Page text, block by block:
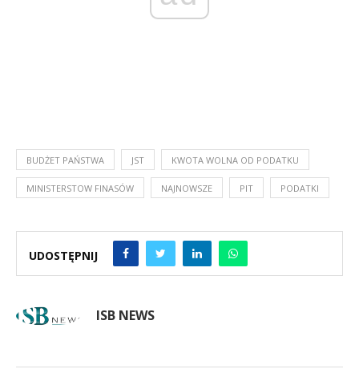
BUDŻET PAŃSTWA JST KWOTA WOLNA OD PODATKU
MINISTERSTOW FINASÓW NAJNOWSZE PIT PODATKI
UDOSTĘPNIJ
ISB NEWS